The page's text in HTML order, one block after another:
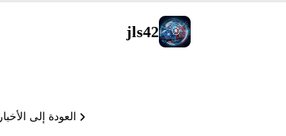
jls42
العودة إلى الأخبار